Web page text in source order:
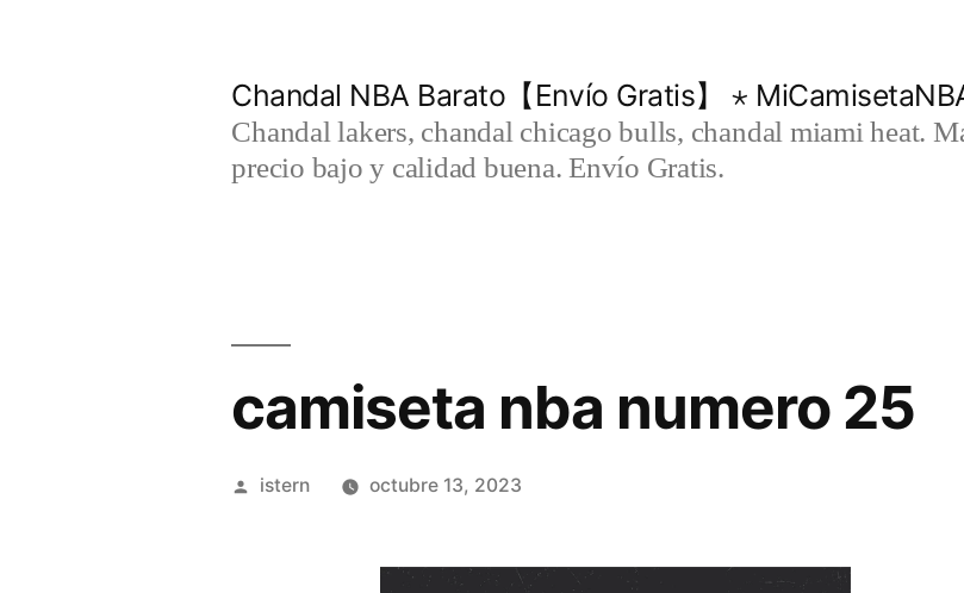
Chandal NBA Barato【Envío Gratis】 ⋆
Chandal lakers, chandal chicago bulls, chandal miami heat.
precio bajo y calidad buena. Envío Gratis.
camiseta nba numero 25
Publicado
istern octubre 13, 2023